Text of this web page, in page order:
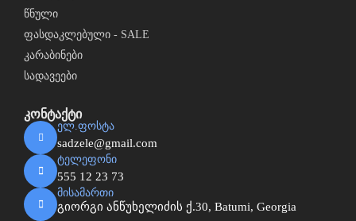
წნული
ფასდაკლებული - SALE
კარაბინები
სადავეები
კონტაქტი
ელ.ფოსტა
sadzele@gmail.com
ტელეფონი
555 12 23 73
მისამართი
გიორგი ანწუხელიძის ქ.30, Batumi, Georgia